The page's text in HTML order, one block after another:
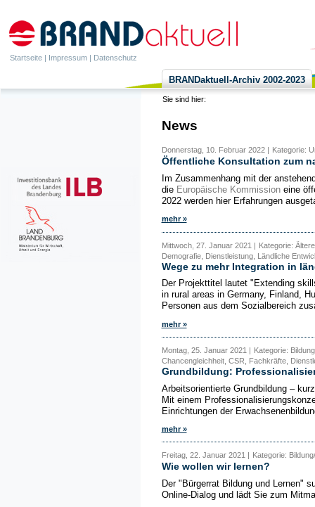
Startseite | Impressum | Datenschutz
BRANDaktuell-Archiv 2002-2023
Sie sind hier:
News
Donnerstag, 10. Februar 2022 | Kategorie:
Öffentliche Konsultation zum
Im Zusammenhang mit der
die Europäische Kommissioneine
2022 werden hier Erfahrungen
mehr »
Mittwoch, 27. Januar 2021 | Kategorie:
Demografie, Dienstleistung, Ländliche
Wege zu mehr Integration in
Der Projekttitel lautet "Extending
in rural areas in Germany, Finland,
Personen aus dem Sozialbereich
mehr »
Montag, 25. Januar 2021 | Kategorie:
Chancengleichheit, CSR, Fachkräfte,
Grundbildung:
Arbeitsorientierte Grundbildung –
Mit einem
Einrichtungen der
mehr »
Freitag, 22. Januar 2021 | Kategorie:
Wie wollen wir lernen?
Der "Bürgerrat Bildung und Lernen"
Online-Dialog und lädt Sie zum